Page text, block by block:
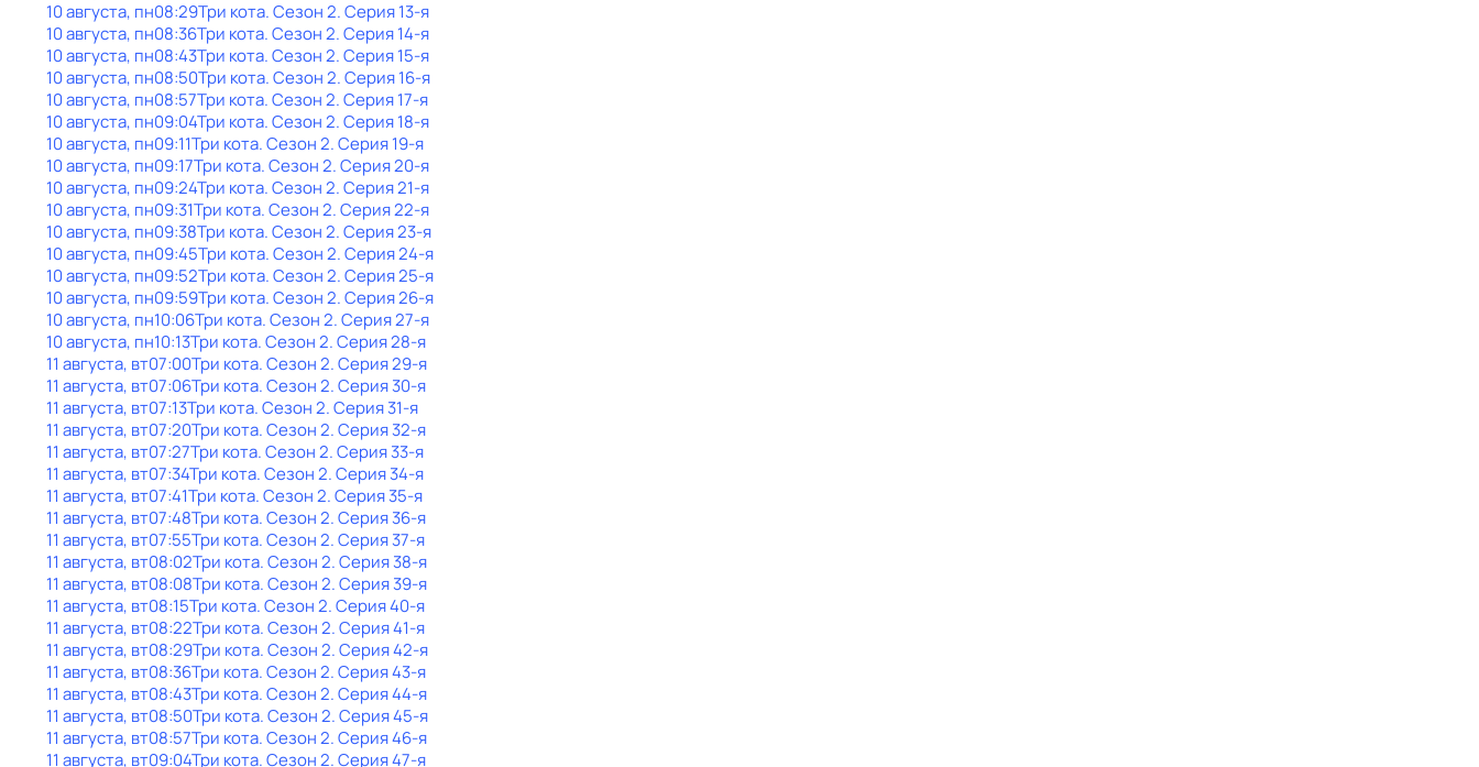
10 августа, пн08:29Три кота. Сезон 2. Серия 13-я
10 августа, пн08:36Три кота. Сезон 2. Серия 14-я
10 августа, пн08:43Три кота. Сезон 2. Серия 15-я
10 августа, пн08:50Три кота. Сезон 2. Серия 16-я
10 августа, пн08:57Три кота. Сезон 2. Серия 17-я
10 августа, пн09:04Три кота. Сезон 2. Серия 18-я
10 августа, пн09:11Три кота. Сезон 2. Серия 19-я
10 августа, пн09:17Три кота. Сезон 2. Серия 20-я
10 августа, пн09:24Три кота. Сезон 2. Серия 21-я
10 августа, пн09:31Три кота. Сезон 2. Серия 22-я
10 августа, пн09:38Три кота. Сезон 2. Серия 23-я
10 августа, пн09:45Три кота. Сезон 2. Серия 24-я
10 августа, пн09:52Три кота. Сезон 2. Серия 25-я
10 августа, пн09:59Три кота. Сезон 2. Серия 26-я
10 августа, пн10:06Три кота. Сезон 2. Серия 27-я
10 августа, пн10:13Три кота. Сезон 2. Серия 28-я
11 августа, вт07:00Три кота. Сезон 2. Серия 29-я
11 августа, вт07:06Три кота. Сезон 2. Серия 30-я
11 августа, вт07:13Три кота. Сезон 2. Серия 31-я
11 августа, вт07:20Три кота. Сезон 2. Серия 32-я
11 августа, вт07:27Три кота. Сезон 2. Серия 33-я
11 августа, вт07:34Три кота. Сезон 2. Серия 34-я
11 августа, вт07:41Три кота. Сезон 2. Серия 35-я
11 августа, вт07:48Три кота. Сезон 2. Серия 36-я
11 августа, вт07:55Три кота. Сезон 2. Серия 37-я
11 августа, вт08:02Три кота. Сезон 2. Серия 38-я
11 августа, вт08:08Три кота. Сезон 2. Серия 39-я
11 августа, вт08:15Три кота. Сезон 2. Серия 40-я
11 августа, вт08:22Три кота. Сезон 2. Серия 41-я
11 августа, вт08:29Три кота. Сезон 2. Серия 42-я
11 августа, вт08:36Три кота. Сезон 2. Серия 43-я
11 августа, вт08:43Три кота. Сезон 2. Серия 44-я
11 августа, вт08:50Три кота. Сезон 2. Серия 45-я
11 августа, вт08:57Три кота. Сезон 2. Серия 46-я
11 августа, вт09:04Три кота. Сезон 2. Серия 47-я